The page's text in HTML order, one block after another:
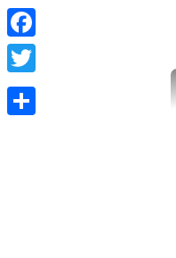
Facebook
Twitter